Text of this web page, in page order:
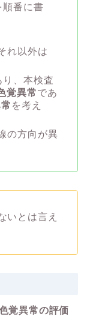
順番に書
れ以外は
、本検査
覚異常であ
を考え
の方向が異
いとは言え
覚異常の評価